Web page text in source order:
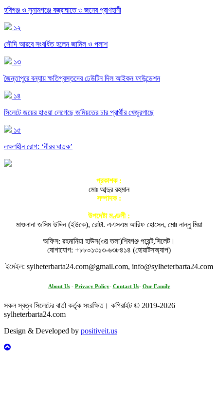
হবিগঞ্জ ও সুনামগঞ্জে বজ্রাঘাতে ৩ জনের প্রাণহানী
১২
সৌদি আরবে সংবর্ধিত হলেন জামিল ও পলাশ
১৩
জৈন্তাপুরে বন্যায় ক্ষতিগ্রস্তদের ঢেউটিন দিল আইকন ফাউন্ডেশন
১৪
সিলেটে জয়ের হাওয়া লেগেছে জমিয়তের চার প্রার্থীর খেজুরগাছে
১৫
লক্ষণহীন রোগ: ‘নীরব ঘাতক’
প্রকাশক :
মোঃ আব্দুর রহমান
সম্পাদক :
উপদেষ্টা মণ্ডলী :
মাওলানা জসিম উদ্দিন (ইউকে), রোটা. এএসএম আরিফ হোসেন, মোঃ নান্নু মিয়া
অফিস: রহমানিয়া হাউস(৩য় তলা)শিবগঞ্জ পয়েন্ট,সিলেট।
যোগাযোগ: +৮৮০১৩১৩-৬৩৮৪১৪ (হোয়াটসঅ্যাপ)
ইমেইল: sylheterbarta24.com@gmail.com, info@sylheterbarta24.com
About Us- Privacy Policy- Contact Us- Our Family
সকল স্বত্ব সিলেটের বার্তা কর্তৃক সংরক্ষিত। কপিরাইট © 2019-2026
sylheterbarta24.com
Design & Developed by positiveit.us